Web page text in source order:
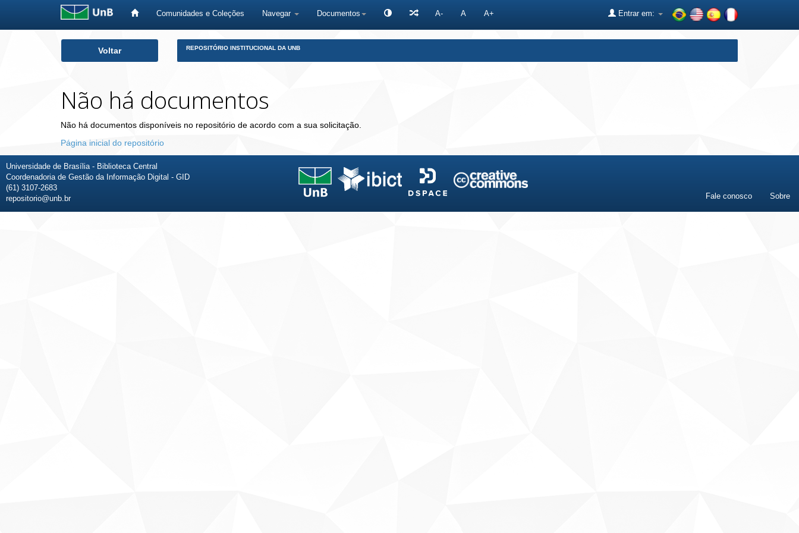
Comunidades e Coleções Navegar Documentos A- A A+ Entrar em:
Voltar REPOSITÓRIO INSTITUCIONAL DA UNB
Não há documentos
Não há documentos disponíveis no repositório de acordo com a sua solicitação.
Página inicial do repositório
Universidade de Brasília - Biblioteca Central
Coordenadoria de Gestão da Informação Digital - GID
(61) 3107-2683
repositorio@unb.br
Fale conosco Sobre